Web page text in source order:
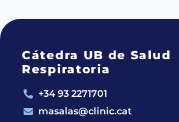
Cátedra UB de Salud
Respiratoria
+34 93 2271701
masalas@clinic.cat